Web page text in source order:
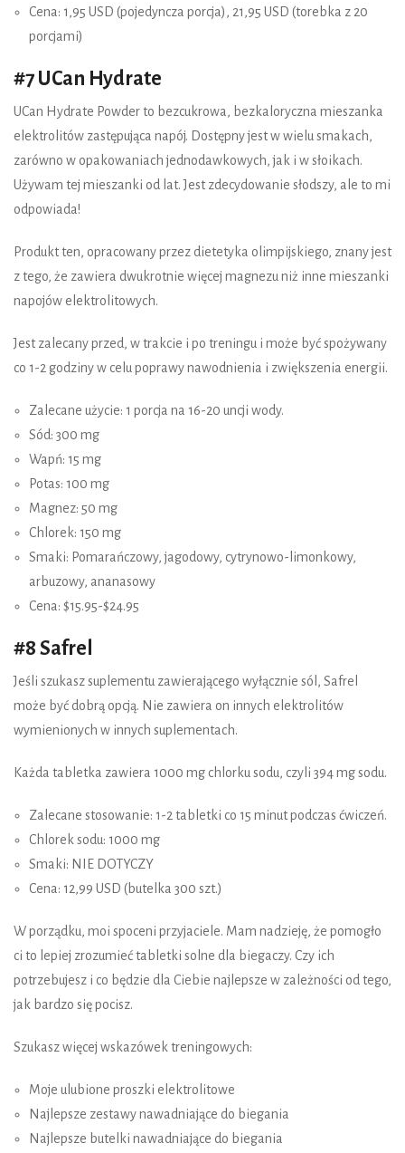
Cena: 1,95 USD (pojedyncza porcja), 21,95 USD (torebka z 20
porcjami)
#7 UCan Hydrate
UCan Hydrate Powder to bezcukrowa, bezkaloryczna mieszanka
elektrolitów zastępująca napój. Dostępny jest w wielu smakach,
zarówno w opakowaniach jednodawkowych, jak i w słoikach.
Używam tej mieszanki od lat. Jest zdecydowanie słodszy, ale to mi
odpowiada!
Produkt ten, opracowany przez dietetyka olimpijskiego, znany jest
z tego, że zawiera dwukrotnie więcej magnezu niż inne mieszanki
napojów elektrolitowych.
Jest zalecany przed, w trakcie i po treningu i może być spożywany
co 1-2 godziny w celu poprawy nawodnienia i zwiększenia energii.
Zalecane użycie: 1 porcja na 16-20 uncji wody.
Sód: 300 mg
Wapń: 15 mg
Potas: 100 mg
Magnez: 50 mg
Chlorek: 150 mg
Smaki: Pomarańczowy, jagodowy, cytrynowo-limonkowy,
arbuzowy, ananasowy
Cena: $15.95-$24.95
#8 Safrel
Jeśli szukasz suplementu zawierającego wyłącznie sól, Safrel
może być dobrą opcją. Nie zawiera on innych elektrolitów
wymienionych w innych suplementach.
Każda tabletka zawiera 1000 mg chlorku sodu, czyli 394 mg sodu.
Zalecane stosowanie: 1-2 tabletki co 15 minut podczas ćwiczeń.
Chlorek sodu: 1000 mg
Smaki: NIE DOTYCZY
Cena: 12,99 USD (butelka 300 szt.)
W porządku, moi spoceni przyjaciele. Mam nadzieję, że pomogło
ci to lepiej zrozumieć tabletki solne dla biegaczy. Czy ich
potrzebujesz i co będzie dla Ciebie najlepsze w zależności od tego,
jak bardzo się pocisz.
Szukasz więcej wskazówek treningowych:
Moje ulubione proszki elektrolitowe
Najlepsze zestawy nawadniające do biegania
Najlepsze butelki nawadniające do biegania